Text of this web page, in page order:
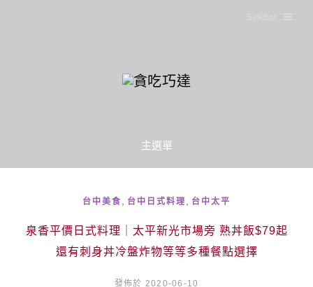
主選單
台中美食 台中日式料理 台中太平
泉香平價日式料理｜太平新光市場旁 熟丼飯$79起
還有刺身丼冷盤炸物等等多種餐點選擇
發佈於 2020-06-10